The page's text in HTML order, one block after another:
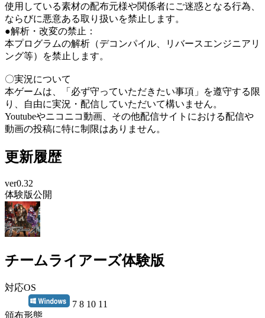
使用している素材の配布元様や関係者にご迷惑となる行為、
ならびに悪意ある取り扱いを禁止します。
●解析・改変の禁止：
本プログラムの解析（デコンパイル、リバースエンジニアリ
ング等）を禁止します。
〇実況について
本ゲームは、「必ず守っていただきたい事項」を遵守する限
り、自由に実況・配信していただいて構いません。
Youtubeやニコニコ動画、その他配信サイトにおける配信や
動画の投稿に特に制限はありません。
更新履歴
ver0.32
体験版公開
チームライアーズ体験版
対応OS
7 8 10 11
頒布形態